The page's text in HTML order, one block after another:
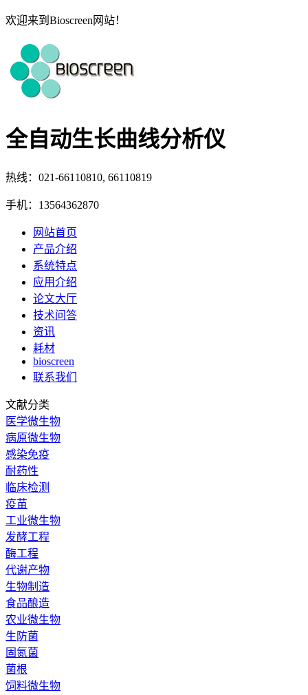
欢迎来到Bioscreen网站！
全自动生长曲线分析仪
热线：021-66110810, 66110819
手机：13564362870
网站首页
产品介绍
系统特点
应用介绍
论文大厅
技术问答
资讯
耗材
bioscreen
联系我们
文献分类
医学微生物
病原微生物
感染免疫
耐药性
临床检测
疫苗
工业微生物
发酵工程
酶工程
代谢产物
生物制造
食品酿造
农业微生物
生防菌
固氮菌
菌根
饲料微生物